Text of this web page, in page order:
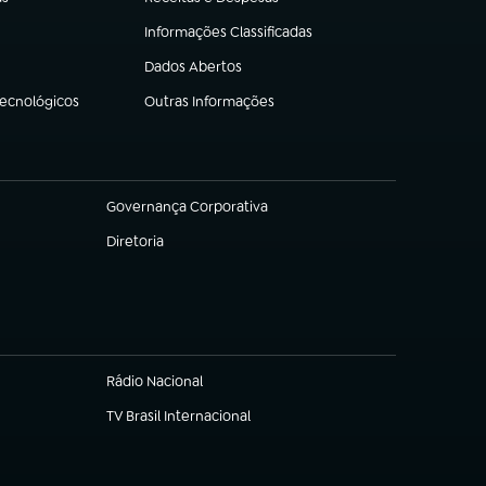
(abre em nova aba)
Informações Classificadas
(abre em nova aba)
Dados Abertos
(abre em nova aba)
Outras Informações
(abre em nova aba)
Governança Corporativa
(abre em nova aba)
Diretoria
(abre em nova aba)
Rádio Nacional
TV Brasil Internacional
(abre em nova aba)